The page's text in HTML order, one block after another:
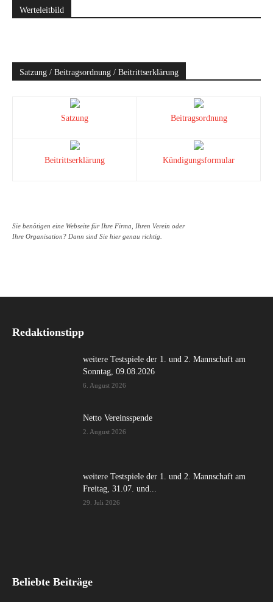
Werteleitbild
Satzung / Beitragsordnung / Beitrittserklärung
Satzung Beitragsordnung
Beitrittserklärung Kündigungsformular
Sie benötigen eine Webseite für Ihre Firma, Ihren Verein oder
Ihre Organisation? Dann sind Sie hier genau richtig.
Redaktionstipp
weitere Testspiele der 1. und 2. Mannschaft am
Sonntag, 09.08.2026
6. August 2026
Netto Vereinsspende
2. August 2026
weitere Testspiele der 1. und 2. Mannschaft am
Freitag, 31.07. und...
29. Juli 2026
Beliebte Beiträge